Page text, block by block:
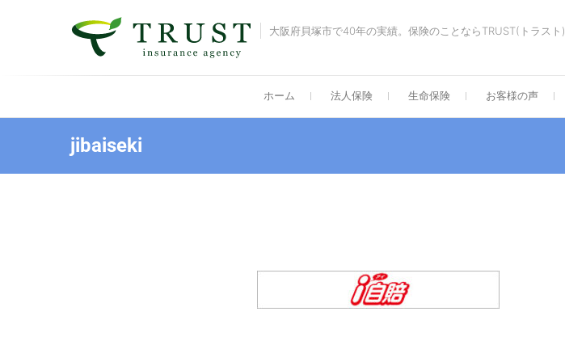
大阪府貝塚市で40年の実績。保険のことならTRUST(トラスト)
ホーム 法人保険 生命保険 お客様の声
jibaiseki